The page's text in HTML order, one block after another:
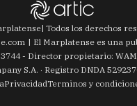
S.A. · Registro DNDA 5292370
Privacidad